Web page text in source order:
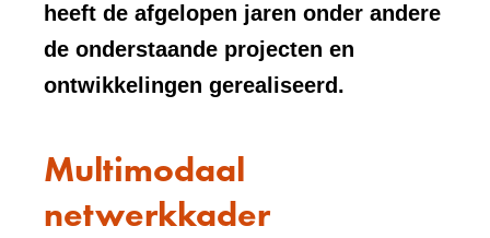
heeft de afgelopen jaren onder andere
de onderstaande projecten en
ontwikkelingen gerealiseerd.
Multimodaal
netwerkkader